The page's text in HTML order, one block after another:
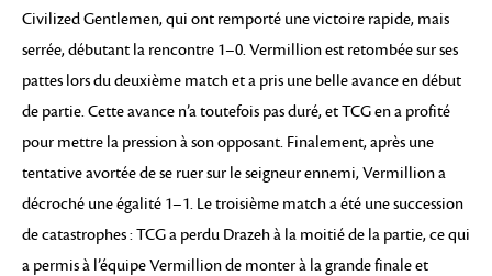
Civilized Gentlemen, qui ont remporté une victoire rapide, mais
serrée, débutant la rencontre 1–0. Vermillion est retombée sur ses
pattes lors du deuxième match et a pris une belle avance en début
de partie. Cette avance n’a toutefois pas duré, et TCG en a profité
pour mettre la pression à son opposant. Finalement, après une
tentative avortée de se ruer sur le seigneur ennemi, Vermillion a
décroché une égalité 1–1. Le troisième match a été une succession
de catastrophes : TCG a perdu Drazeh à la moitié de la partie, ce qui
a permis à l’équipe Vermillion de monter à la grande finale et